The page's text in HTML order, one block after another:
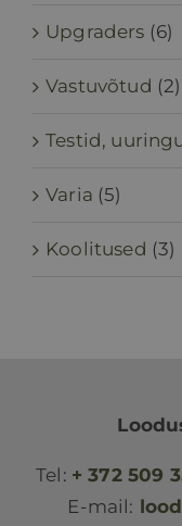
Upgraders (6)
Vastuvõtud (2)
Testid,
Varia (5)
Koolitused (3)
Tel: + 372 509
E-mail: